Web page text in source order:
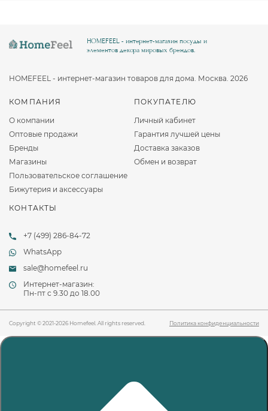
КОМПАНИЯ
О компании
Оптовые продажи
Бренды
Магазины
Пользовательское соглашение
Бижутерия и аксессуары
ПОКУПАТЕЛЮ
Личный кабинет
Гарантия лучшей цены
Доставка заказов
Обмен и возврат
КОНТАКТЫ
+7 (499) 286-84-72
WhatsApp
sale@homefeel.ru
Интернет-магазин:
Пн-пт c 9.30 до 18.00
HOMEFEEL - интернет-магазин посуды и
элементов декора мировых брендов.
HOMEFEEL - интернет-магазин товаров для дома. Москва. 2026
Copyright © 2021-2026 Homefeel. All rights reserved. Политика конфиденциальности